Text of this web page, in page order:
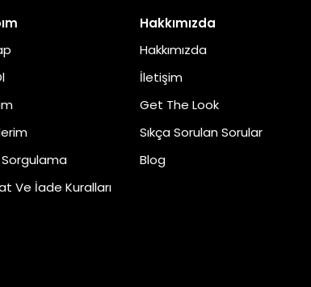
Ve İade Kuralları
Hakkımızda
Hakkımızda
İletişim
Get The Look
Sıkça Sorulan Sorular
Blog